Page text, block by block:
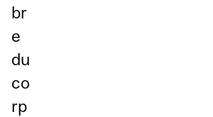
br
e
du
co
rp